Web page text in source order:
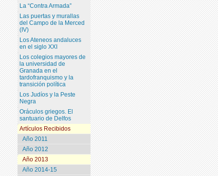
La “Contra Armada”
Las puertas y murallas
del Campo de la Merced
(IV)
Los Ateneos andaluces
en el siglo XXI
Los colegios mayores de
la universidad de
Granada en el
tardofranquismo y la
transición política
Los Judíos y la Peste
Negra
Oráculos griegos. El
santuario de Delfos
Artículos Recibidos
Año 2011
Año 2012
Año 2013
Año 2014-15